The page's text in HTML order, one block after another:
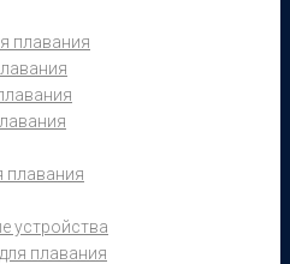
плавания
плавания
устройства
плавания